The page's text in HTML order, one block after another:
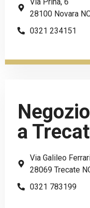
28100 Novara
0321 234151
Negozio
a
Via Galileo
28069 Trecate
0321 783199